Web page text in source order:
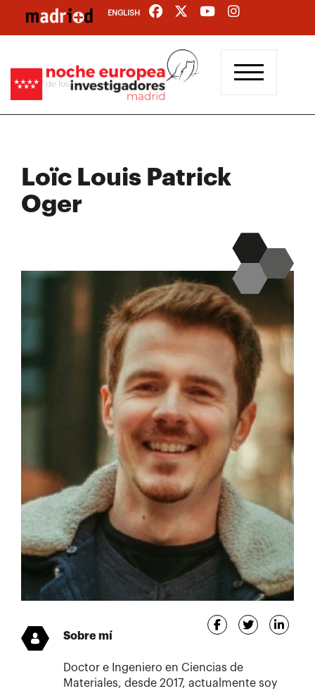
contenido
ENGLISH
Loïc Louis Patrick
Oger
Sobre mí
Doctor e Ingeniero en Ciencias de
Materiales, desde 2017, actualmente soy